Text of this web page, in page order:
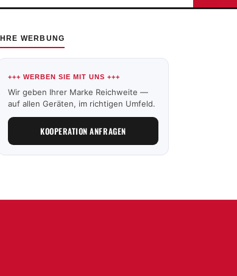
IHRE WERBUNG
+++ WERBEN SIE MIT UNS +++
Wir geben Ihrer Marke Reichweite —
auf allen Geräten, im richtigen Umfeld.
KOOPERATION ANFRAGEN